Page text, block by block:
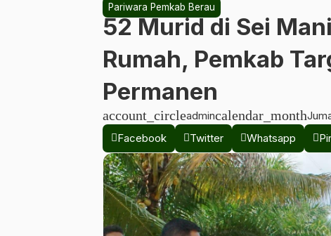
Pariwara Pemkab Berau
52 Murid di Sei
Rumah, Pemkab
Permanen
account_circleadmincalendar_month
Facebook
Twitter Whatsapp